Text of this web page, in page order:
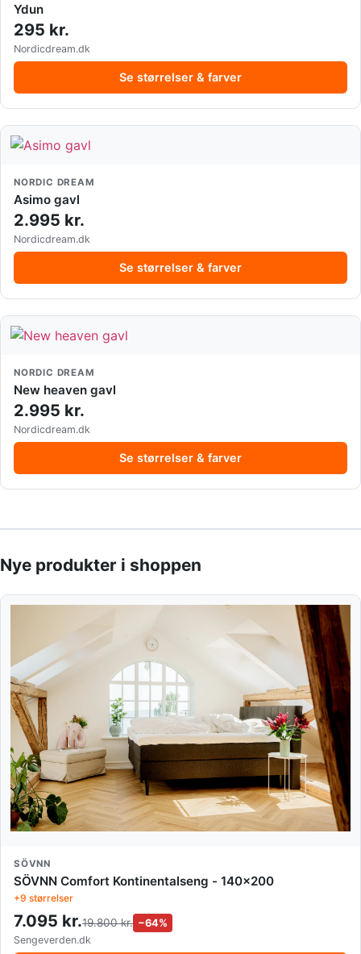
Ydun
295 kr.
Nordicdream.dk
Se størrelser & farver
NORDIC DREAM
Asimo gavl
2.995 kr.
Nordicdream.dk
Se størrelser & farver
NORDIC DREAM
New heaven gavl
2.995 kr.
Nordicdream.dk
Se størrelser & farver
Nye produkter i shoppen
SÖVNN
SÖVNN Comfort Kontinentalseng - 140x200
+9 størrelser
7.095 kr.19.800 kr. −64%
Sengeverden.dk